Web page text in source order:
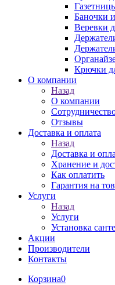
Баночки
Веревки
Крючки
О компании
Назад
О компании
Отзывы
Доставка и оплата
Назад
Доставка и
Хранение и
Как оплатить
Гарантия на
Услуги
Назад
Услуги
Установка
Акции
Производители
Контакты
Корзина0